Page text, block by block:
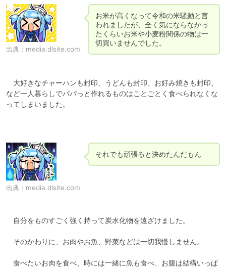
出典： media.dlsite.com
お米が高くなって令和の米騒動と言
われましたが、全く気にならなかっ
たくらいお米や小麦粉関係の物は一
切買いませんでした。
大好きなチャーハンも封印、うどんも封印、お好み焼きも封印、
など一人暮らしでパパっと作れるものはことごとく食べられなくな
ってしまいました。
出典： media.dlsite.com
それでも頑張ると決めたんだもん
自分をものすごく強く持って炭水化物を遠ざけました。
そのかわりに、お肉やお魚、野菜などは一切我慢しません。
食べたいお肉を食べ、時には一緒に魚も食べ、お腹は結構いっぱ